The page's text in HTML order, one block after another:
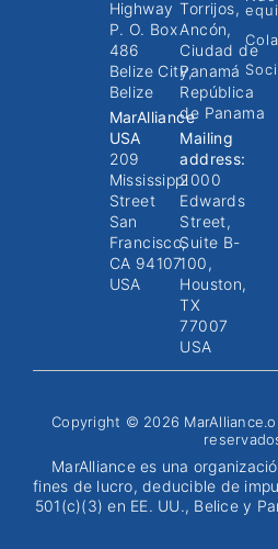
Highway
P. O. Box
486
Belize City,
Belize
MarAlliance
USA
209
Mississippi
Street
San
Francisco,
CA 94107
USA
Torrijos,
Ancón,
Ciudad de
Panamá
República
de Panama
Mailing
address:
2000
Edwards
Street,
Suite B-
100,
Houston,
TX
77007
USA
Copyright © 2026
MarAlliance es una
fines de lucro, deducible de
501(c)(3) en EE. UU., Belice y